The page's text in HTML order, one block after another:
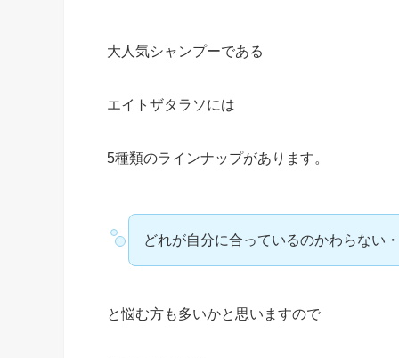
大人気シャンプーである
エイトザタラソには
5種類のラインナップがあります。
どれが自分に合っているのかわらない
と悩む方も多いかと思いますので